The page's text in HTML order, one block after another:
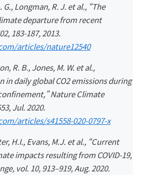
G., Longman, R. J. et al., “The
departure from recent
183-187, 2013.
articles/nature12540
R. B., Jones, M. W. et al.,
in daily global CO2 emissions during
Nature Climate
Jul. 2020.
articles/s41558-020-0797-x
H.I., Evans, M.J. et al., “Current
impacts resulting from COVID-19,
vol. 10, 913–919, Aug. 2020.